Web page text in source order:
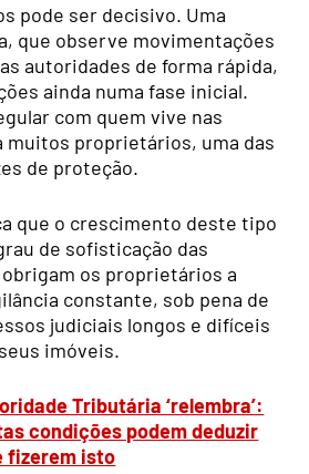
pode ser decisivo. Uma
que observe movimentações
autoridades de forma rápida,
ainda numa fase inicial.
com quem vive nas
muitos proprietários, uma das
de proteção.
que o crescimento deste tipo
de sofisticação das
os proprietários a
constante, sob pena de
judiciais longos e difíceis
imóveis.
Tributária ‘relembra’:
condições podem deduzir
fizerem isto